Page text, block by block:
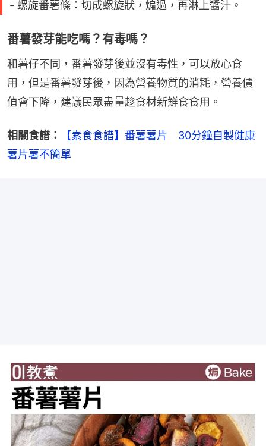
- 螺旋番薯條：切成螺旋狀，煸過，再淋上醬汁。
番薯發芽能吃嗎？有毒嗎？
和薯仔不同，番薯發芽後並沒有毒性，可以放心食
用，但是番薯發芽後，因為營養物質的消耗，營養價
值會下降，建議民眾盡量趁食材新鮮食食用。
相關食譜：
【素食食譜】番薯薯片　30分鐘自製健康
薯片薯不簡單